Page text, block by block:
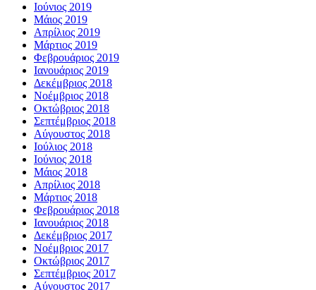
Ιούνιος 2019
Μάιος 2019
Απρίλιος 2019
Μάρτιος 2019
Φεβρουάριος 2019
Ιανουάριος 2019
Δεκέμβριος 2018
Νοέμβριος 2018
Οκτώβριος 2018
Σεπτέμβριος 2018
Αύγουστος 2018
Ιούλιος 2018
Ιούνιος 2018
Μάιος 2018
Απρίλιος 2018
Μάρτιος 2018
Φεβρουάριος 2018
Ιανουάριος 2018
Δεκέμβριος 2017
Νοέμβριος 2017
Οκτώβριος 2017
Σεπτέμβριος 2017
Αύγουστος 2017